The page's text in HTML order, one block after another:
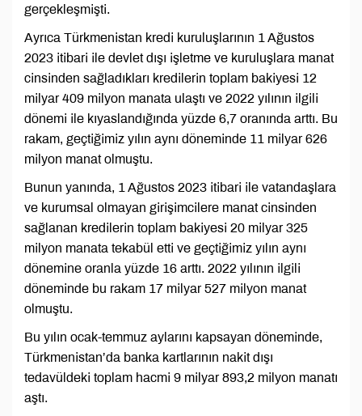
gerçekleşmişti.
Ayrıca Türkmenistan kredi kuruluşlarının 1 Ağustos
2023 itibari ile devlet dışı işletme ve kuruluşlara manat
cinsinden sağladıkları kredilerin toplam bakiyesi 12
milyar 409 milyon manata ulaştı ve 2022 yılının ilgili
dönemi ile kıyaslandığında yüzde 6,7 oranında arttı. Bu
rakam, geçtiğimiz yılın aynı döneminde 11 milyar 626
milyon manat olmuştu.
Bunun yanında, 1 Ağustos 2023 itibari ile vatandaşlara
ve kurumsal olmayan girişimcilere manat cinsinden
sağlanan kredilerin toplam bakiyesi 20 milyar 325
milyon manata tekabül etti ve geçtiğimiz yılın aynı
dönemine oranla yüzde 16 arttı. 2022 yılının ilgili
döneminde bu rakam 17 milyar 527 milyon manat
olmuştu.
Bu yılın ocak-temmuz aylarını kapsayan döneminde,
Türkmenistan’da banka kartlarının nakit dışı
tedavüldeki toplam hacmi 9 milyar 893,2 milyon manatı
aştı.